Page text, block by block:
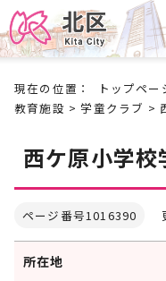
現在の位置： トップペー
教育施設 > 学童クラブ >
西ケ原小学
ページ番号1016390
所在地